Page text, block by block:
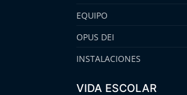
EQUIPO
OPUS DEI
INSTALACIONES
VIDA ESCOLAR